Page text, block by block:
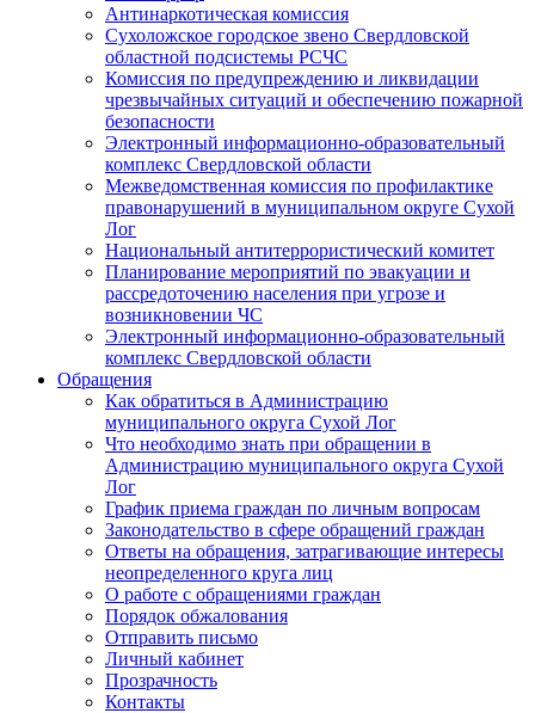
Антинаркотическая комиссия
Сухоложское городское звено Свердловской
областной подсистемы РСЧС
Комиссия по предупреждению и ликвидации
чрезвычайных ситуаций и обеспечению пожарной
безопасности
Электронный информационно-образовательный
комплекс Cвердловской области
Межведомственная комиссия по профилактике
правонарушений в муниципальном округе Сухой
Лог
Национальный антитеррористический комитет
Планирование мероприятий по эвакуации и
рассредоточению населения при угрозе и
возникновении ЧС
Электронный информационно-образовательный
комплекс Свердловской области
Обращения
Как обратиться в Администрацию
муниципального округа Сухой Лог
Что необходимо знать при обращении в
Администрацию муниципального округа Сухой
Лог
График приема граждан по личным вопросам
Законодательство в сфере обращений граждан
Ответы на обращения, затрагивающие интересы
неопределенного круга лиц
О работе с обращениями граждан
Порядок обжалования
Отправить письмо
Личный кабинет
Прозрачность
Контакты